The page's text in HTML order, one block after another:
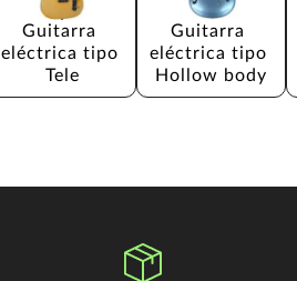
Guitarra
eléctrica tipo
Tele
Guitarra
eléctrica tipo
Hollow body